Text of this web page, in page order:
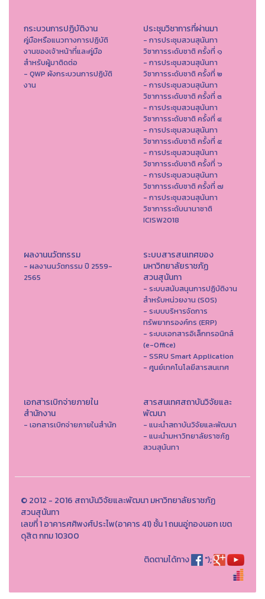
กระบวนการปฏิบัติงาน
คู่มือหรือแนวทางการปฏิบัติ
งานของเจ้าหน้าที่และคู่มือ
สำหรับผู้มาติดต่อ
- QWP ผังกระบวนการปฏิบัติ
งาน
ประชุมวิชาการที่ผ่านมา
- การประชุมสวนสุนันทา
วิชาการระดับชาติ ครั้งที่ ๑
- การประชุมสวนสุนันทา
วิชาการระดับชาติ ครั้งที่ ๒
- การประชุมสวนสุนันทา
วิชาการระดับชาติ ครั้งที่ ๓
- การประชุมสวนสุนันทา
วิชาการระดับชาติ ครั้งที่ ๔
- การประชุมสวนสุนันทา
วิชาการระดับชาติ ครั้งที่ ๕
- การประชุมสวนสุนันทา
วิชาการระดับชาติ ครั้งที่ ๖
- การประชุมสวนสุนันทา
วิชาการระดับชาติ ครั้งที่ ๗
- การประชุมสวนสุนันทา
วิชาการระดับนานาชาติ
ICISW2018
ผลงานนวัตกรรม
- ผลงานนวัตกรรม ปี 2559-
2565
ระบบสารสนเทศของ
มหาวิทยาลัยราชภัฏ
สวนสุนันทา
- ระบบสนับสนุนการปฏิบัติงาน
สำหรับหน่วยงาน (SOS)
- ระบบบริหารจัดการ
ทรัพยากรองค์กร (ERP)
- ระบบเอกสารอิเล็กทรอนิกส์
(e-Office)
- SSRU Smart Application
- ศูนย์เทคโนโลยีสารสนเทศ
เอกสารเบิกจ่ายภายใน
สำนักงาน
- เอกสารเบิกจ่ายภายในสำนัก
สารสนเทศสถาบันวิจัยและ
พัฒนา
- แนะนำสถาบันวิจัยและพัฒนา
- แนะนำมหาวิทยาลัยราชภัฏ
สวนสุนันทา
© 2012 - 2016 สถาบันวิจัยและพัฒนา มหาวิทยาลัยราชภัฏ
สวนสุนันทา
เลขที่ 1 อาคารศศิพงศ์ประไพ(อาคาร 41) ชั้น 1 ถนนอู่ทองนอก เขต
ดุสิต กทม 10300
ติดตามได้ทาง
");